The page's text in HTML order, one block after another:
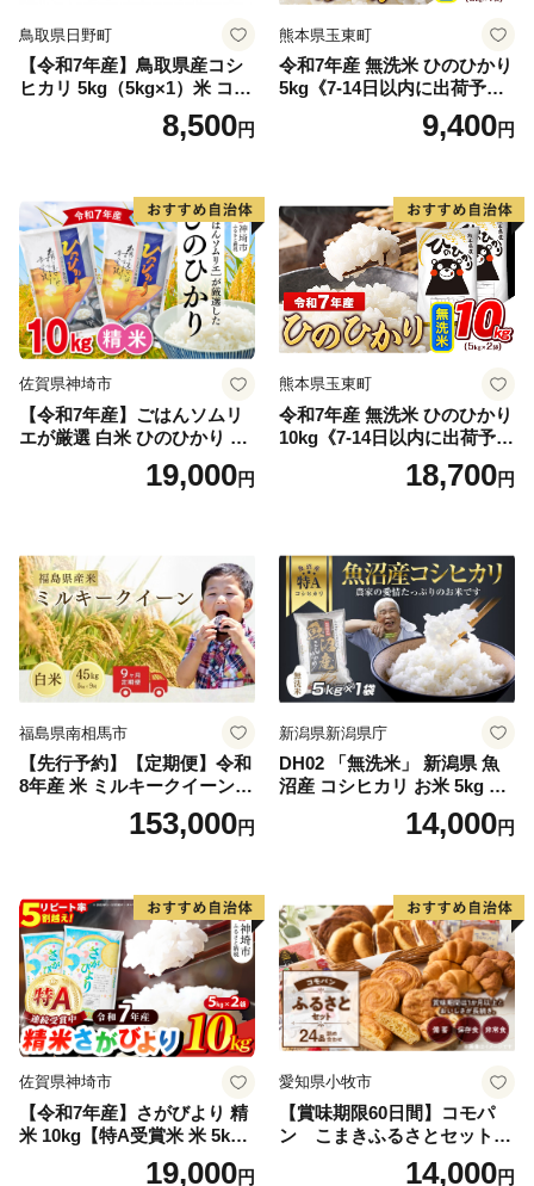
鳥取県日野町
【令和7年産】鳥取県産コシ
ヒカリ 5kg（5kg×1）米 コシ
ヒカリ こしひかり お米 白米
精米 5キロ おこめ こめ コメ
野町産 Elevation
8,500円
熊本県玉東町
令和7年産 無洗米 ひのひかり
5kg《7-14日以内に出荷予定
(土日祝除く)》コメ 米 無洗米
高レビュー｜人気米 熊本県
9,400円
佐賀県神埼市
【令和7年産】ごはんソムリ
エが厳選 白米 ひのひかり 10
米 10kg 5kg×2 ひのひかり ブ
19,000円
熊本県玉東町
令和7年産 無洗米 ひのひかり
10kg《7-14日以内に出荷予定
(土日祝除く)》コメ 米 無洗米
令和7年産 高レビュー｜人気
18,700円
福島県南相馬市
【先行予約】【定期便】令和
8年産 米 ミルキークイーン
白米 45kg (5kg×9回) | ミルキ
ークイーン 米5kg 福島 福島
福島県 南相馬市 cu006-ae
153,000円
新潟県新潟県庁
DH02 「無洗米」 新潟県 魚
沼産 コシヒカリ お米 5kg こ
しひかり 精米 米（お米の美
味しい炊き方ガイド付き）
14,000円
佐賀県神埼市
【令和7年産】さがびより 精
米 10kg【特A受賞米 米 5kg×
2袋 お米 コメ こめ 国産 美味
しい ブランド米 人気 ランキ
19,000円
愛知県小牧市
【賞味期限60日間】コモパ
ン こまきふるさとセット
（24個入り）／災害用備蓄
保存食 非常食 防災グッズに
14,000円